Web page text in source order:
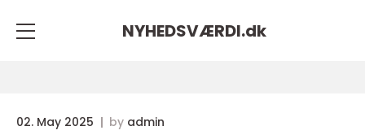
NYHEDSVÆRDI.dk
02. May 2025 by admin